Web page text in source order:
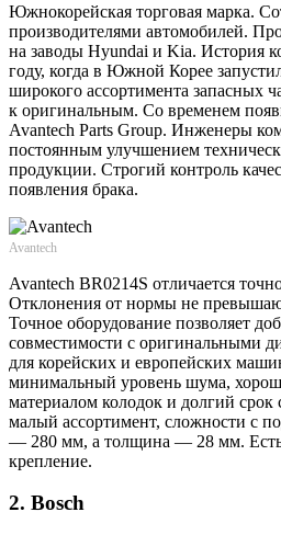
Южнокорейская торговая марка.
производителями автомобилей.
на заводы Hyundai и Kia. История
году, когда в Южной Корее
широкого ассортимента запасных
к оригинальным. Со временем
Avantech Parts Group. Инженеры
постоянным улучшением
продукции. Строгий контроль
появления брака.
Avantech
Avantech BR0214S отличается
Отклонения от нормы не
Точное оборудование позволяет
совместимости с оригинальными
для корейских и европейских
минимальный уровень шума,
материалом колодок и долгий
малый ассортимент, сложности с
— 280 мм, а толщина — 28 мм. Есть
крепление.
2. Bosch